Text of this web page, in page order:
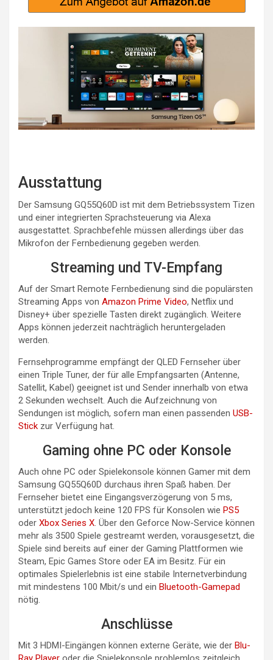
Ausstattung
Der Samsung GQ55Q60D ist mit dem Betriebssystem Tizen
und einer integrierten Sprachsteuerung via Alexa
ausgestattet. Sprachbefehle müssen allerdings über das
Mikrofon der Fernbedienung gegeben werden.
Streaming und TV-Empfang
Auf der Smart Remote Fernbedienung sind die populärsten
Streaming Apps von Amazon Prime Video, Netflix und
Disney+ über spezielle Tasten direkt zugänglich. Weitere
Apps können jederzeit nachträglich heruntergeladen
werden.
Fernsehprogramme empfängt der QLED Fernseher über
einen Triple Tuner, der für alle Empfangsarten (Antenne,
Satellit, Kabel) geeignet ist und Sender innerhalb von etwa
2 Sekunden wechselt. Auch die Aufzeichnung von
Sendungen ist möglich, sofern man einen passenden USB-
Stick zur Verfügung hat.
Gaming ohne PC oder Konsole
Auch ohne PC oder Spielekonsole können Gamer mit dem
Samsung GQ55Q60D durchaus ihren Spaß haben. Der
Fernseher bietet eine Eingangsverzögerung von 5 ms,
unterstützt jedoch keine 120 FPS für Konsolen wie PS5
oder Xbox Series X. Über den Geforce Now-Service können
mehr als 3500 Spiele gestreamt werden, vorausgesetzt, die
Spiele sind bereits auf einer der Gaming Plattformen wie
Steam, Epic Games Store oder EA im Besitz. Für ein
optimales Spielerlebnis ist eine stabile Internetverbindung
mit mindestens 100 Mbit/s und ein Bluetooth-Gamepad
nötig.
Anschlüsse
Mit 3 HDMI-Eingängen können externe Geräte, wie der Blu-